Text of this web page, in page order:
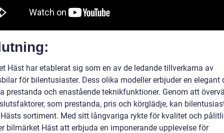
Häst har etablerat sig som en av de ledande tillverkarna av
för bilentusiaster. Dess olika modeller erbjuder en elegant
prestanda och enastående teknikfunktioner. Genom att
som prestanda, pris och körglädje, kan
sortiment. Med sitt långvariga rykte för kvalitet och
bilmärket Häst att erbjuda en imponerande upplevelse för